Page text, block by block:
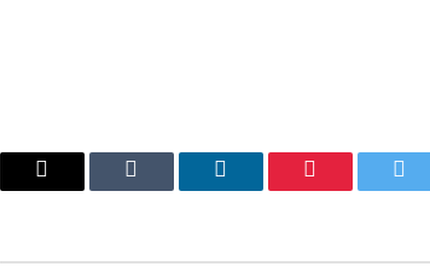
تويتر بينتيريست لينكدإن Tumblr
البريد